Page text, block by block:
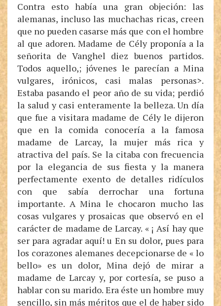
Contra esto había una gran objeción: las
alemanas, incluso las muchachas ricas, creen
que no pueden casarse más que con el hombre
al que adoren. Madame de Cély proponía a la
señorita de Vanghel diez buenos partidos.
Todos aquello,; jóvenes le parecían a Mina
vulgares, irónicos, casi malas personas>.
Estaba pasando el peor año de su vida; perdió
la salud y casi enteramente la belleza. Un día
que fue a visitara madame de Cély le dijeron
que en la comida conocería a la famosa
madame de Larcay, la mujer más rica y
atractiva del país. Se la citaba con frecuencia
por la elegancia de sus fiesta y la manera
perfectamente exento de detalles ridículos
con que sabía derrochar una fortuna
importante. A Mina le chocaron mucho las
cosas vulgares y prosaicas que observó en el
carácter de madame de Larcay. « ¡ Así hay que
ser para agradar aquí! u En su dolor, pues para
los corazones alemanes decepcionarse de « lo
bello» es un dolor, Mina dejó de mirar a
madame de Larcay y, por cortesía, se puso a
hablar con su marido. Era éste un hombre muy
sencillo, sin más méritos que el de haber sido